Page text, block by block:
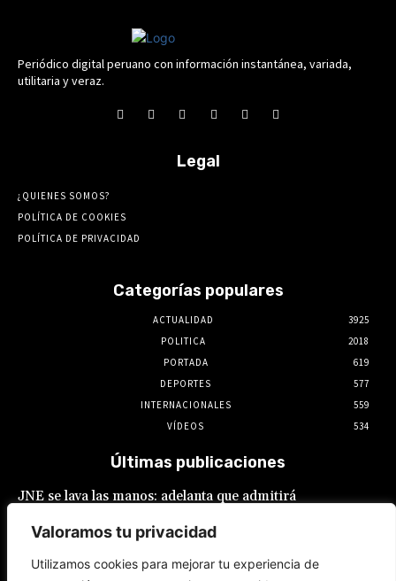
Valoramos tu privacidad
Utilizamos cookies para mejorar tu experiencia de
Periódico digital peruano con información instantánea, variada,
utilitaria y veraz.
Legal
¿QUIENES SOMOS?
POLÍTICA DE COOKIES
POLÍTICA DE PRIVACIDAD
Categorías populares
ACTUALIDAD
3925
POLITICA
2018
PORTADA
619
DEPORTES
577
INTERNACIONALES
559
VÍDEOS
534
Últimas publicaciones
JNE se lava las manos: adelanta que admitirá
que buscan “reelecciones encubiertas”